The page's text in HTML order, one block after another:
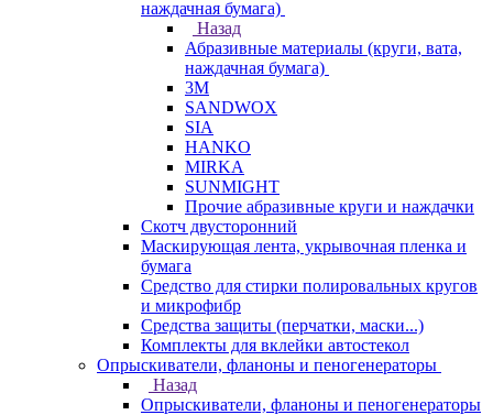
наждачная бумага)
Назад
Абразивные материалы (круги, вата,
наждачная бумага)
3М
SANDWOX
SIA
HANKO
MIRKA
SUNMIGHT
Прочие абразивные круги и наждачки
Скотч двусторонний
Маскирующая лента, укрывочная пленка и
бумага
Средство для стирки полировальных кругов
и микрофибр
Средства защиты (перчатки, маски...)
Комплекты для вклейки автостекол
Опрыскиватели, фланоны и пеногенераторы
Назад
Опрыскиватели, фланоны и пеногенераторы